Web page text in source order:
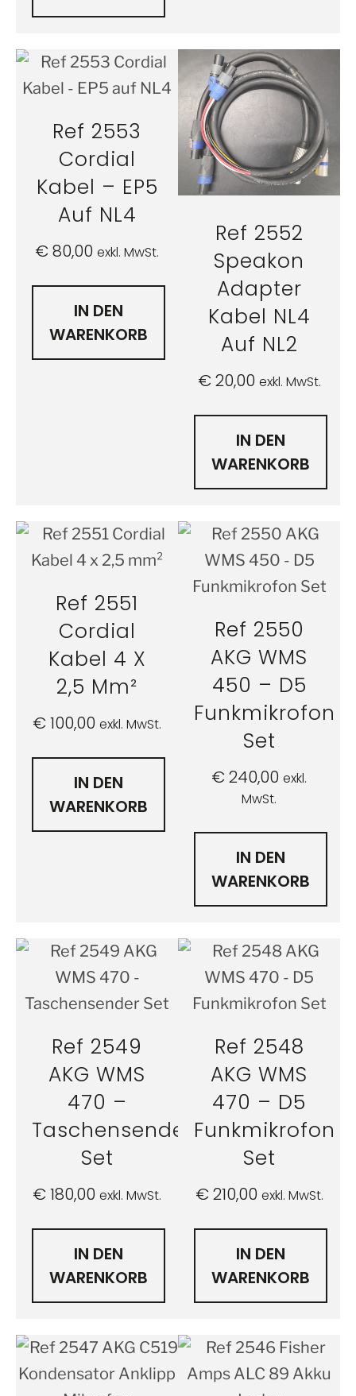
Ref 2553
Cordial
Kabel – EP5
Auf NL4
€80,00 exkl. MwSt.
IN DEN
WARENKORB
Ref 2552
Speakon
Adapter
Kabel NL4
Auf NL2
€20,00 exkl. MwSt.
IN DEN
WARENKORB
Ref 2551
Cordial
Kabel 4 X
2,5 Mm²
€100,00 exkl. MwSt.
IN DEN
WARENKORB
Ref 2550
AKG WMS
450 – D5
Funkmikrofon
Set
€240,00 exkl.
MwSt.
IN DEN
WARENKORB
Ref 2549
AKG WMS
470 –
Taschensender
Set
€180,00 exkl. MwSt.
IN DEN
WARENKORB
Ref 2548
AKG WMS
470 – D5
Funkmikrofon
Set
€210,00 exkl. MwSt.
IN DEN
WARENKORB